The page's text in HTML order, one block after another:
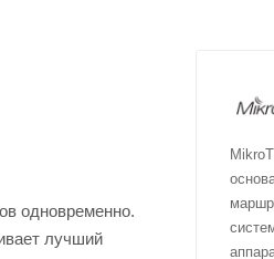
одновременно.
лучший